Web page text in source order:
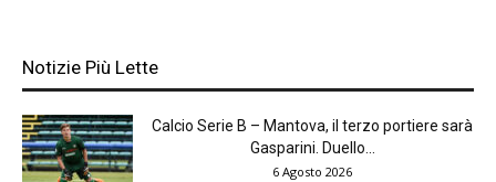
Notizie Più Lette
Calcio Serie B – Mantova, il terzo portiere sarà
Gasparini. Duello...
6 Agosto 2026